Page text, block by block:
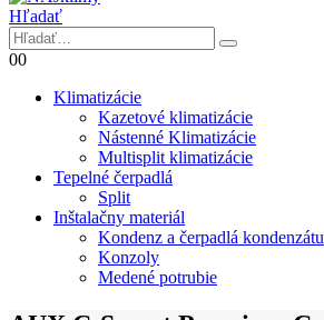
Hľadať
00
Klimatizácie
Kazetové klimatizácie
Nástenné Klimatizácie
Multisplit klimatizácie
Tepelné čerpadlá
Split
Inštalačny materiál
Kondenz a čerpadlá kondenzátu
Konzoly
Medené potrubie